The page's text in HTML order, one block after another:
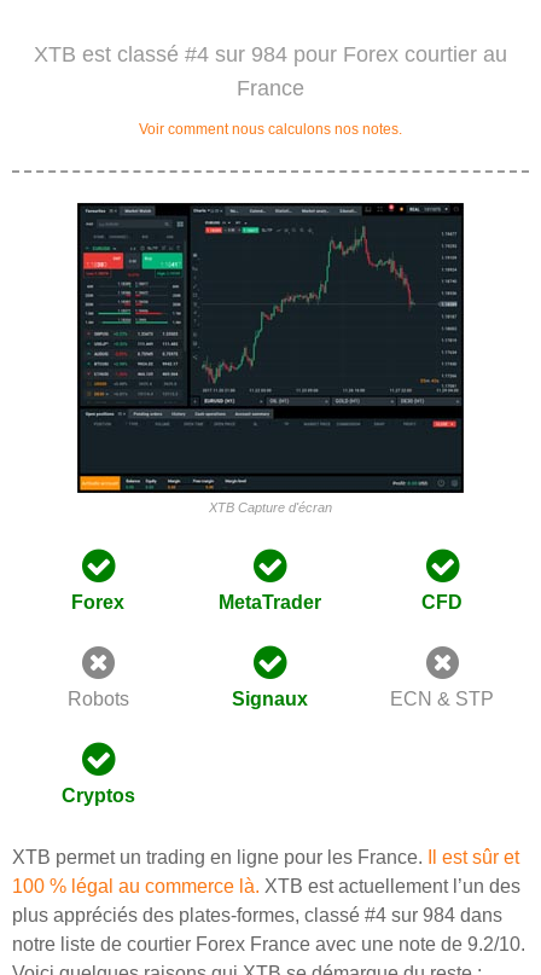
XTB est classé #4 sur 984 pour Forex courtier au
France
Voir comment nous calculons nos notes.
XTB Capture d'écran
Forex MetaTrader CFD
Robots Signaux ECN & STP
Cryptos
XTB permet un trading en ligne pour les France.
Il est sûr et
100 % légal au commerce là. XTB est actuellement l’un des
plus appréciés des plates-formes, classé #4 sur 984 dans
notre liste de courtier Forex France avec une note de 9.2/10.